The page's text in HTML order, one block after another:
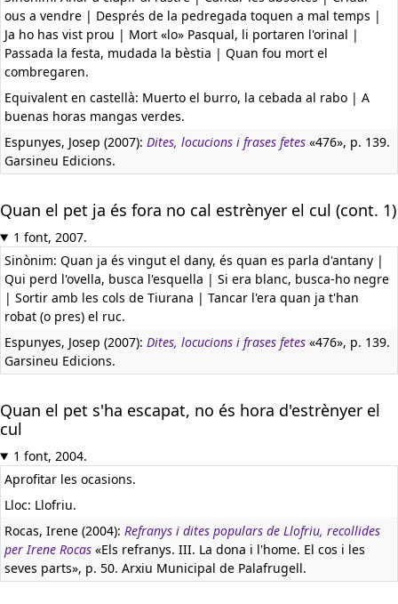
ous a vendre | Després de la pedregada toquen a mal temps |
Ja ho has vist prou | Mort «lo» Pasqual, li portaren l'orinal |
Passada la festa, mudada la bèstia | Quan fou mort el
combregaren.
Equivalent en castellà: Muerto el burro, la cebada al rabo | A
buenas horas mangas verdes.
Espunyes, Josep (2007): Dites, locucions i frases fetes «476», p. 139.
Garsineu Edicions.
Quan el pet ja és fora no cal estrènyer el cul (cont. 1)
1 font, 2007.
Sinònim: Quan ja és vingut el dany, és quan es parla d'antany |
Qui perd l'ovella, busca l'esquella | Si era blanc, busca-ho negre
| Sortir amb les cols de Tiurana | Tancar l'era quan ja t'han
robat (o pres) el ruc.
Espunyes, Josep (2007): Dites, locucions i frases fetes «476», p. 139.
Garsineu Edicions.
Quan el pet s'ha escapat, no és hora d'estrènyer el
cul
1 font, 2004.
Aprofitar les ocasions.
Lloc: Llofriu.
Rocas, Irene (2004): Refranys i dites populars de Llofriu, recollides
per Irene Rocas «Els refranys. III. La dona i l'home. El cos i les
seves parts», p. 50. Arxiu Municipal de Palafrugell.